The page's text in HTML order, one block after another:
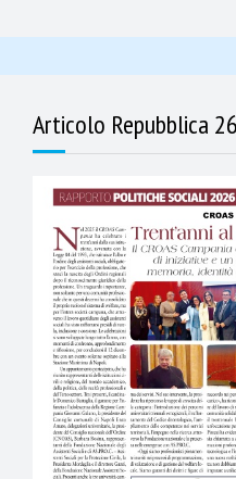
Articolo Repubblica